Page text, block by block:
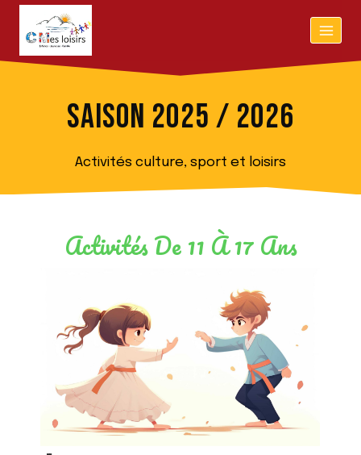
SAISON 2025 / 2026
Activités culture, sport et loisirs
Activités De 11 À 17 Ans